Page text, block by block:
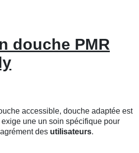
douche PMR
accessible, douche adaptée est
une un soin spécifique pour
des utilisateurs.